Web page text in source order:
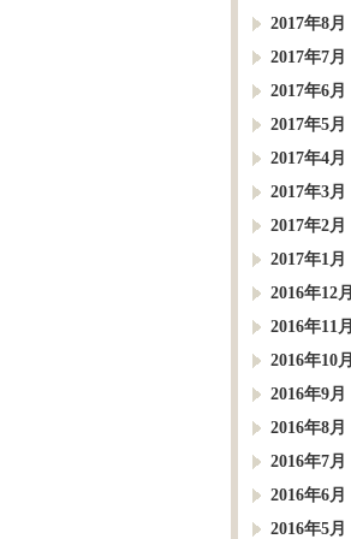
2017年8月
2017年7月
2017年6月
2017年5月
2017年4月
2017年3月
2017年2月
2017年1月
2016年12月
2016年11月
2016年10月
2016年9月
2016年8月
2016年7月
2016年6月
2016年5月